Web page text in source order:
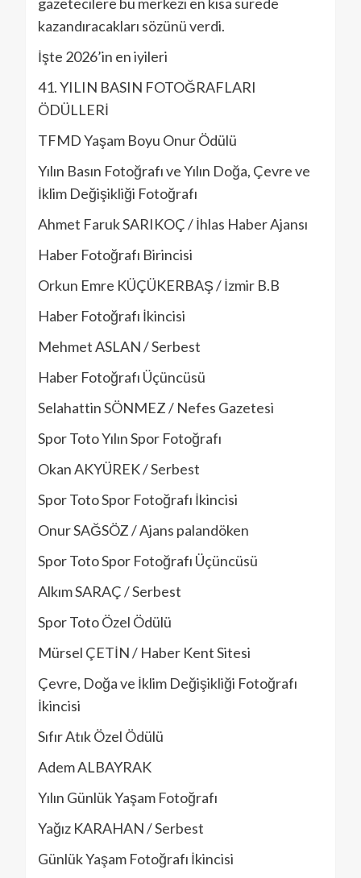
kazandıracakları sözünü verdi.
İşte 2026’in en iyileri
41. YILIN BASIN FOTOĞRAFLARI
ÖDÜLLERİ
TFMD Yaşam Boyu Onur Ödülü
Yılın Basın Fotoğrafı ve Yılın Doğa, Çevre ve
İklim Değişikliği Fotoğrafı
Ahmet Faruk SARIKOÇ / İhlas Haber Ajansı
Haber Fotoğrafı Birincisi
Orkun Emre KÜÇÜKERBAŞ / İzmir B.B
Haber Fotoğrafı İkincisi
Mehmet ASLAN / Serbest
Haber Fotoğrafı Üçüncüsü
Selahattin SÖNMEZ / Nefes Gazetesi
Spor Toto Yılın Spor Fotoğrafı
Okan AKYÜREK / Serbest
Spor Toto Spor Fotoğrafı İkincisi
Onur SAĞSÖZ / Ajans palandöken
Spor Toto Spor Fotoğrafı Üçüncüsü
Alkım SARAÇ / Serbest
Spor Toto Özel Ödülü
Mürsel ÇETİN / Haber Kent Sitesi
Çevre, Doğa ve İklim Değişikliği Fotoğrafı
İkincisi
Sıfır Atık Özel Ödülü
Adem ALBAYRAK
Yılın Günlük Yaşam Fotoğrafı
Yağız KARAHAN / Serbest
Günlük Yaşam Fotoğrafı İkincisi